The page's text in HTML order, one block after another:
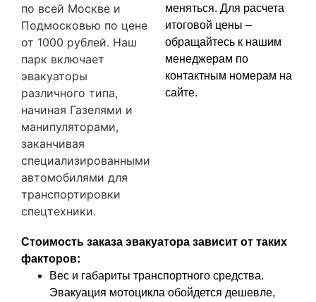
по всей Москве и
Подмосковью по цене
от 1000 рублей. Наш
парк включает
эвакуаторы
различного типа,
начиная Газелями и
манипуляторами,
заканчивая
специализированными
автомобилями для
транспортировки
спецтехники.
меняться. Для расчета
итоговой цены –
обращайтесь к нашим
менеджерам по
контактным номерам на
сайте.
Стоимость заказа эвакуатора зависит от таких
факторов:
Вес и габариты транспортного средства.
Эвакуация мотоцикла обойдется дешевле,